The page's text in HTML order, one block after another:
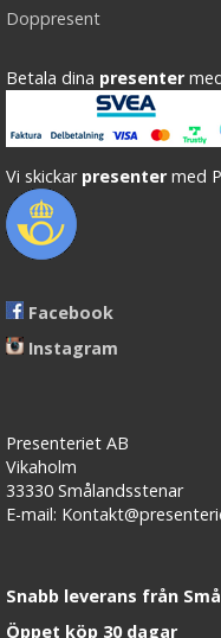
Doppresent
Betala dina presenter
Vi skickar presenter med
Facebook
Instagram
Presenteriet AB
Vikaholm
33330 Smålandsstenar
E-mail:
Snabb leverans från
Öppet köp 30 dagar